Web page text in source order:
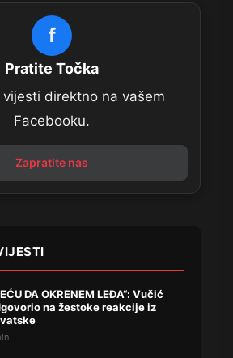
f
Pratite Točka
vijesti direktno na vašem
Facebooku.
Zapratite nas
DA OKRENEM LEĐA“: Vučić
na žestoke reakcije iz